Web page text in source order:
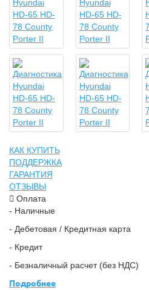
КАК КУПИТЬ
ПОДДЕРЖКА
ГАРАНТИЯ
ОТЗЫВЫ
Оплата
- Наличные
- Дебетовая / Кредитная карта
- Кредит
- Безналичный расчет (без НДС)
Подробнее